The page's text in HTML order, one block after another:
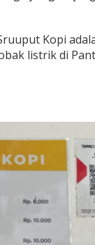
Kopi
listrik di